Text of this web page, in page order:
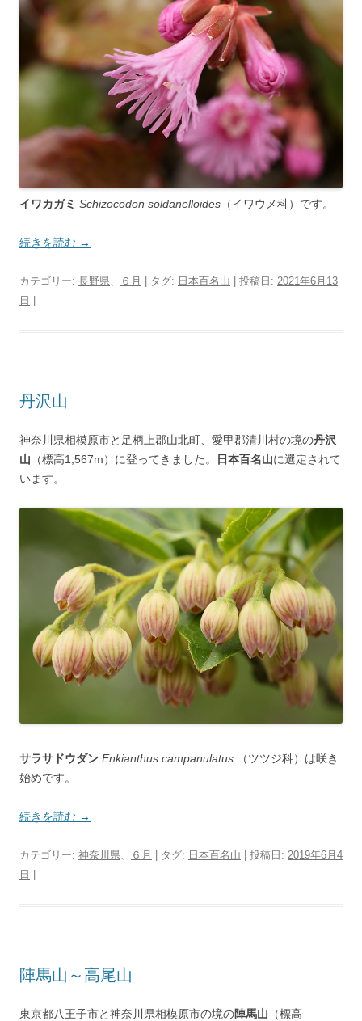
イワカガミ Schizocodon soldanelloides （イワウメ科）です。
続きを読む →
カテゴリー: 長野県、 ６月 | タグ: 日本百名山 | 投稿日: 2021年6月13
日
丹沢山
神奈川県相模原市と足柄上郡山北町、愛甲郡清川村の境の丹沢
山 （標高1,567m）に登ってきました。 日本百名山に選定されて
います。
サラサドウダン Enkianthus campanulatus （ツツジ科）は咲き
始めです。
続きを読む →
カテゴリー: 神奈川県 ６月 | タグ: 日本百名山 | 投稿日: 2019年6月4
日
陣馬山～高尾山
東京都八王子市と神奈川県相模原市の境の陣馬山 （標高